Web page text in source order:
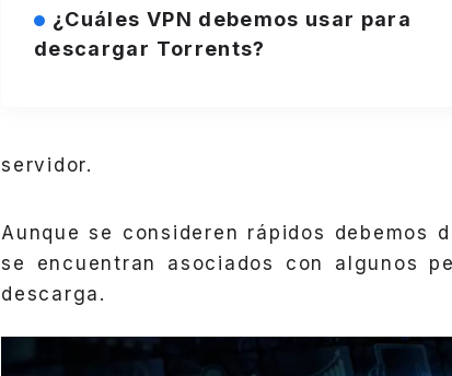
¿Cuáles VPN debemos usar para
descargar Torrents?
servidor.
Aunque se consideren rápidos debemos
se encuentran asociados con algunos
descarga.